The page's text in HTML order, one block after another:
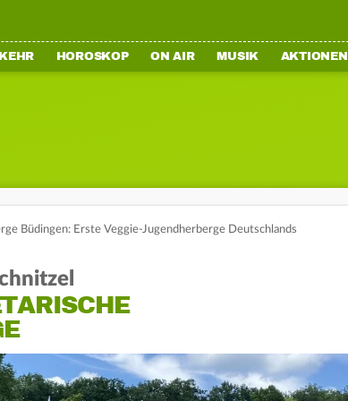
HOROSKOP ON AIR MUSIK AKTIONEN
Büdingen: Erste Veggie-Jugendherberge Deutschlands